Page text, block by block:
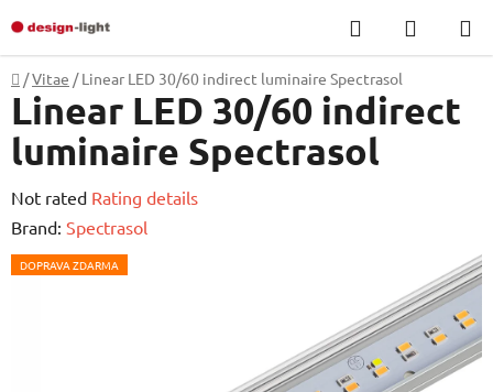
to
content
Search
CART
Home
/Vitae / Linear LED 30/60 indirect luminaire Spectrasol
Linear LED 30/60 indirect
luminaire Spectrasol
The
average
product
Not rated Rating details
Brand: Spectrasol
DOPRAVA ZDARMA